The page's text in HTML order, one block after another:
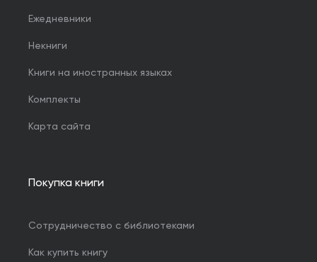
Ежедневники
Некниги
Книги на иностранных языках
Комплекты
Карта сайта
Покупка книги
Сотрудничество с библиотеками
Как купить книгу